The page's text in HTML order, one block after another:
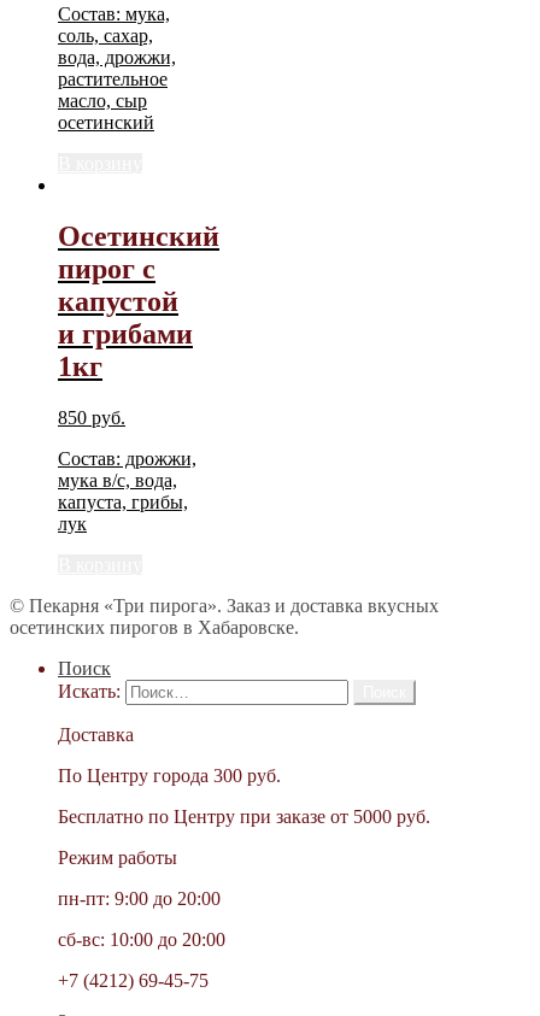
Состав: мука,
соль, сахар,
вода, дрожжи,
растительное
масло, сыр
осетинский
Осетинский
пирог с
капустой
и грибами
1кг
850 руб.
Состав: дрожжи,
мука в/с, вода,
капуста, грибы,
лук
© Пекарня «Три пирога». Заказ и доставка вкусных
осетинских пирогов в Хабаровске.
Поиск
Искать:
Доставка
По Центру города 300 руб.
Бесплатно по Центру при заказе от 5000 руб.
Режим работы
пн-пт: 9:00 до 20:00
сб-вс: 10:00 до 20:00
+7 (4212) 69-45-75